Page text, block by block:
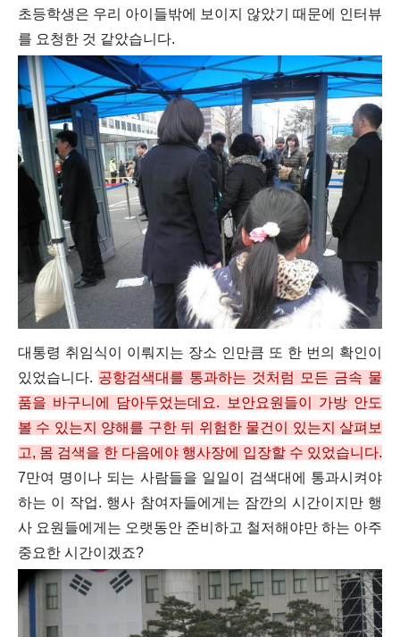
초등학생은 우리 아이들밖에 보이지 않았기 때문에 인터뷰
를 요청한 것 같았습니다.
대통령 취임식이 이뤄지는 장소 인만큼 또 한 번의 확인이
있었습니다. 공항검색대를 통과하는 것처럼 모든 금속 물
품을 바구니에 담아두었는데요. 보안요원들이 가방 안도
볼 수 있는지 양해를 구한 뒤 위험한 물건이 있는지 살펴보
고, 몸 검색을 한 다음에야 행사장에 입장할 수 있었습니다.
7만여 명이나 되는 사람들을 일일이 검색대에 통과시켜야
하는 이 작업. 행사 참여자들에게는 잠깐의 시간이지만 행
사 요원들에게는 오랫동안 준비하고 철저해야만 하는 아주
중요한 시간이겠죠?